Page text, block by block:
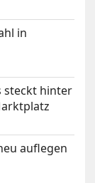
in
steckt hinter
auflegen